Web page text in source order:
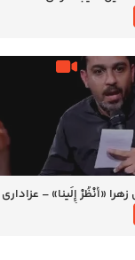
«أُنْظُرْ إِلَینا» –